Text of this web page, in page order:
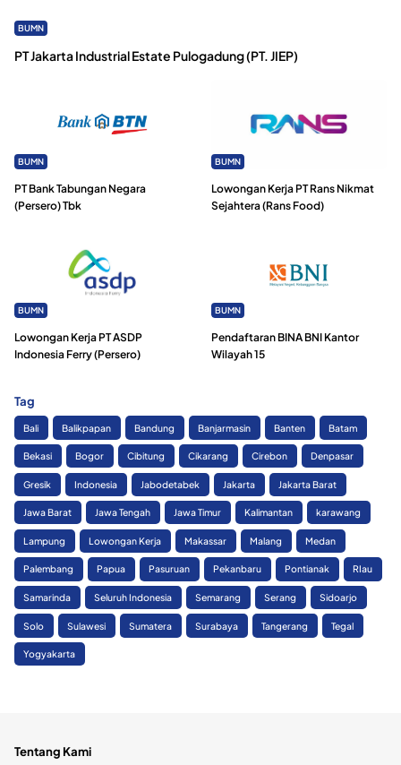
BUMN
PT Jakarta Industrial Estate Pulogadung (PT. JIEP)
BUMN
PT Bank Tabungan Negara
(Persero) Tbk
BUMN
Lowongan Kerja PT Rans Nikmat
Sejahtera (Rans Food)
BUMN
Lowongan Kerja PT ASDP
Indonesia Ferry (Persero)
BUMN
Pendaftaran BINA BNI Kantor
Wilayah 15
Tag
Bali Balikpapan Bandung Banjarmasin Banten Batam
Bekasi Bogor Cibitung Cikarang Cirebon Denpasar
Gresik Indonesia Jabodetabek Jakarta Jakarta Barat
Jawa Barat Jawa Tengah Jawa Timur Kalimantan karawang
Lampung Lowongan Kerja Makassar Malang Medan
Palembang Papua Pasuruan Pekanbaru Pontianak RIau
Samarinda Seluruh Indonesia Semarang Serang Sidoarjo
Solo Sulawesi Sumatera Surabaya Tangerang Tegal
Yogyakarta
Tentang Kami